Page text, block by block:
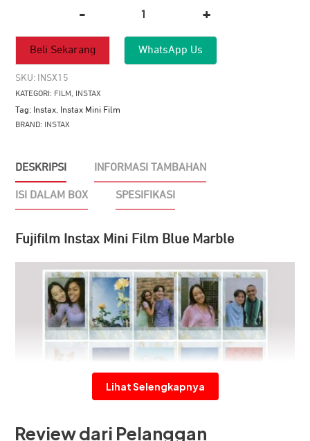
-
FujiFilm
Instax
Film
Blue
+
Beli Sekarang WhatsApp Us
SKU: INSX15
KATEGORI: FILM, INSTAX
Tag: Instax, Instax Mini Film
BRAND: INSTAX
DESKRIPSI INFORMASI TAMBAHAN
ISI DALAM BOX SPESIFIKASI
Fujifilm Instax Mini Film Blue Marble
Lihat Selengkapnya
Review dari Pelanggan